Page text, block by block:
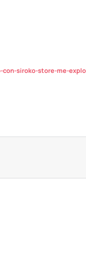
siroko-store-me-